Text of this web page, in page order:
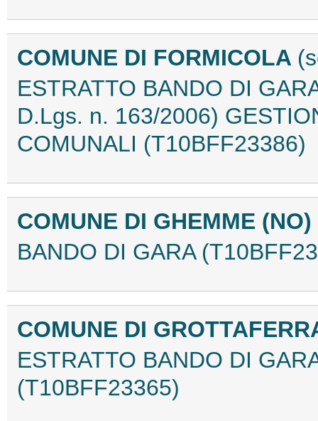
COMUNE DI FORMICOLA
ESTRATTO BANDO DI
D.Lgs. n. 163/2006)
COMUNALI (T10BFF23386)
COMUNE DI GHEMME (NO)
BANDO DI GARA
COMUNE DI
ESTRATTO BANDO DI
(T10BFF23365)